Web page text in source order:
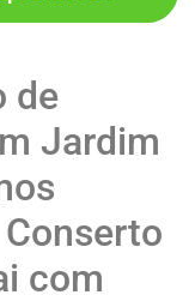
de
Jardim
com